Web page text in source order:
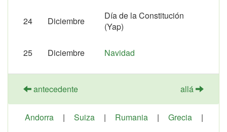
24 Diciembre
Día de la Constitución
(Yap)
25 Diciembre Navidad
antecedente allá
Andorra | Suiza | Rumania | Grecia
|